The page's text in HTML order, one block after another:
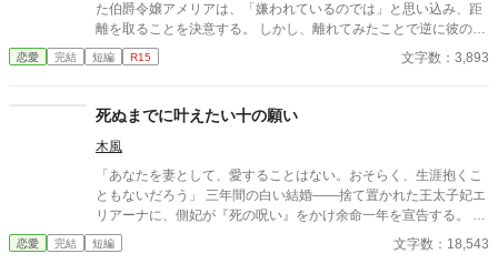
た伯爵令嬢アメリアは、「嫌われているのでは」と思い込み、距
離を取ることを決意する。 しかし、離れてみたことで逆に彼の行
動は思わぬ方向へと変化し、アメリアの周囲は騒がしくなってい
く。 すれ違いの中で明らかになるのは、二人の関係に隠されてい
ぬ形へと動き出す。
恋愛 完結 短編 R15 文字数：3,893
死ぬまでに叶えたい十の願い
木風
「あなたを妻として、愛することはない。おそらく、生涯抱くこ
ともないだろう」 三年間の白い結婚——捨て置かれた王太子妃エ
リアーナに、側妃が『死の呪い』をかけ余命一年を宣告する。 離
縁を願うも拒否され、代わりに「死ぬまでに十の願いを叶えて」
と契約する—— 二人きりの外出、星空、海…ささやかな願いが王
恋愛 完結 短編 文字数：18,543